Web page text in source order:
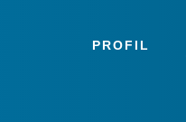
PROFIL